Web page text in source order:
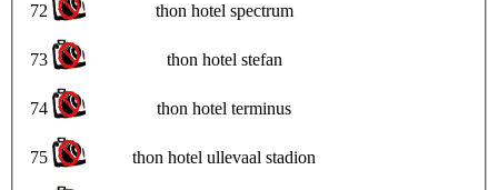
72 thon hotel spectrum
73 thon hotel stefan
74 thon hotel terminus
75 thon hotel ullevaal stadion